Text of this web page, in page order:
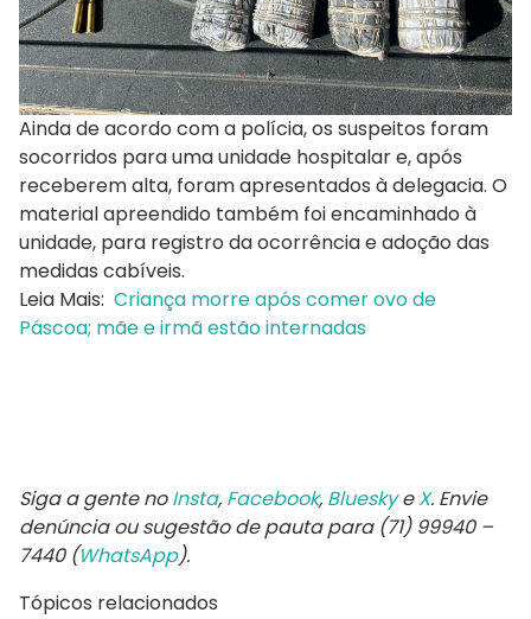
Ainda de acordo com a polícia, os suspeitos foram
socorridos para uma unidade hospitalar e, após
receberem alta, foram apresentados à delegacia. O
material apreendido também foi encaminhado à
unidade, para registro da ocorrência e adoção das
medidas cabíveis.
Leia Mais: Criança morre após comer ovo de
Páscoa; mãe e irmã estão internadas
Siga a gente noInsta, Facebook, BlueskyeX. Envie
denúncia ou sugestão de pauta para (71) 99940 –
7440 (WhatsApp).
Tópicos relacionados